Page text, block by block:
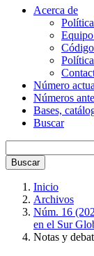
Acerca de
Número
Números
Bases,
Buscar
Buscar
Inicio
Archivos
Núm. 16
en el Sur
Notas y